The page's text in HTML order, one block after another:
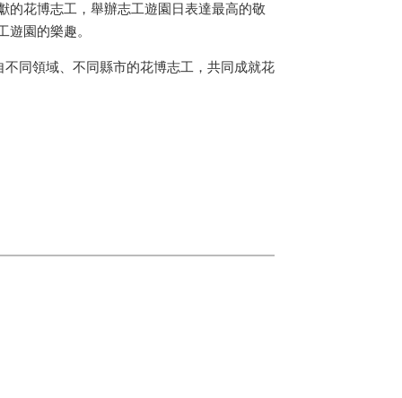
的花博志工，舉辦志工遊園日表達最高的敬
園的樂趣。
同領域、不同縣市的花博志工，共同成就花